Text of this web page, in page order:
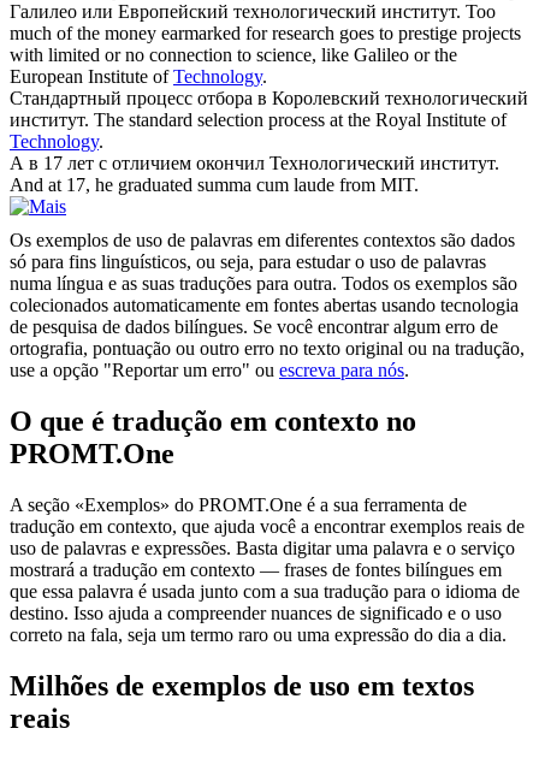
Галилео или Европейский технологический институт. Too
much of the money earmarked for research goes to prestige projects
with limited or no connection to science, like Galileo or the
European Institute ofTechnology.
Стандартный процесс отбора в Королевский технологический
институт. The standard selection process at the Royal Institute of
Technology.
А в 17 лет с отличием окончил Технологический институт.
And at 17, he graduated summa cum laude from MIT.
Os exemplos de uso de palavras em diferentes contextos são dados
só para fins linguísticos, ou seja, para estudar o uso de palavras
numa língua e as suas traduções para outra. Todos os exemplos são
colecionados automaticamente em fontes abertas usando tecnologia
de pesquisa de dados bilíngues. Se você encontrar algum erro de
ortografia, pontuação ou outro erro no texto original ou na tradução,
use a opção "Reportar um erro" ou escreva para nós.
O que é tradução em contexto no
PROMT.One
A seção «Exemplos» do PROMT.One é a sua ferramenta de
tradução em contexto, que ajuda você a encontrar exemplos reais de
uso de palavras e expressões. Basta digitar uma palavra e o serviço
mostrará a tradução em contexto — frases de fontes bilíngues em
que essa palavra é usada junto com a sua tradução para o idioma de
destino. Isso ajuda a compreender nuances de significado e o uso
correto na fala, seja um termo raro ou uma expressão do dia a dia.
Milhões de exemplos de uso em textos
reais